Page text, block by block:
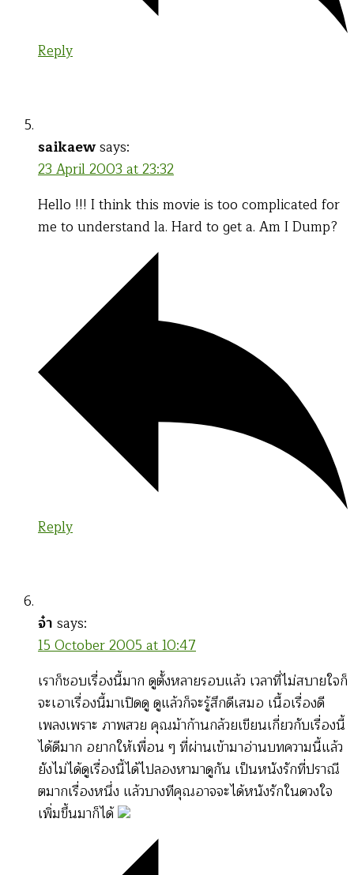
Reply
saikaewsays:
23 April 2003 at 23:32
Hello !!! I think this movie is too complicated for
me to understand la. Hard to get a. Am I Dump?
Reply
จ๋า says:
15 October 2005 at 10:47
เราก็ชอบเรื่องนี้มาก ดูตั้งหลายรอบแล้ว เวลาที่ไม่สบายใจก็
จะเอาเรื่องนี้มาเปิดดู ดูแล้วก็จะรู้สึกดีเสมอ เนื้อเรื่องดี
เพลงเพราะ ภาพสวย คุณม้าก้านกล้วยเขียนเกี่ยวกับเรื่องนี้
ได้ดีมาก อยากให้เพื่อน ๆ ที่ผ่านเข้ามาอ่านบทความนี้แล้ว
ยังไม่ได้ดูเรื่องนี้ได้ไปลองหามาดูกัน เป็นหนังรักที่ปราณี
ตมากเรื่องหนึ่ง แล้วบางทีคุณอาจจะได้หนังรักในดวงใจ
เพิ่มขึ้นมาก็ได้